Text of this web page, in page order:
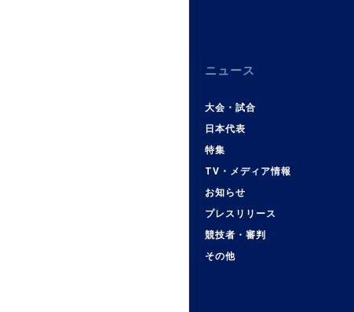
ニュース
大会・試合
日本代表
特集
TV・メディア情報
お知らせ
プレスリリース
競技者・審判
その他